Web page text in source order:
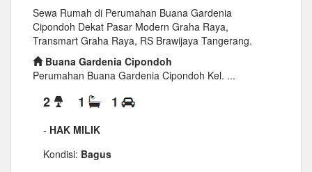
Sewa Rumah di Perumahan Buana Gardenia
Cipondoh Dekat Pasar Modern Graha Raya,
Transmart Graha Raya, RS Brawijaya Tangerang.
Buana Gardenia Cipondoh
Perumahan Buana Gardenia Cipondoh Kel. ...
2 1 1
- HAK MILIK
Kondisi: Bagus